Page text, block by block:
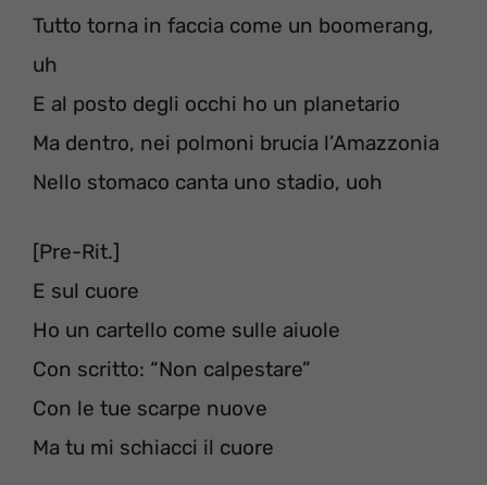
Tutto torna in faccia come un boomerang,
uh
E al posto degli occhi ho un planetario
Ma dentro, nei polmoni brucia l’Amazzonia
Nello stomaco canta uno stadio, uoh
[Pre-Rit.]
E sul cuore
Ho un cartello come sulle aiuole
Con scritto: “Non calpestare”
Con le tue scarpe nuove
Ma tu mi schiacci il cuore